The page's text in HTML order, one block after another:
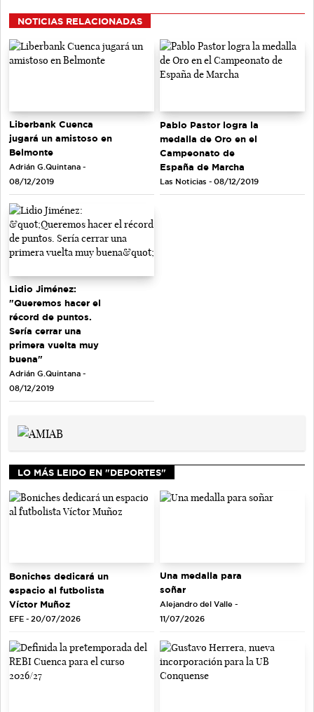
NOTICIAS RELACIONADAS
Liberbank Cuenca
jugará un amistoso en
Belmonte
Adrián G.Quintana -
08/12/2019
Pablo Pastor logra la
medalla de Oro en el
Campeonato de
España de Marcha
Las Noticias - 08/12/2019
Lidio Jiménez:
"Queremos hacer el
récord de puntos.
Sería cerrar una
primera vuelta muy
buena"
Adrián G.Quintana -
08/12/2019
LO MÁS LEIDO EN "DEPORTES"
Boniches dedicará un
espacio al futbolista
Víctor Muñoz
EFE - 20/07/2026
Una medalla para
soñar
Alejandro del Valle -
11/07/2026